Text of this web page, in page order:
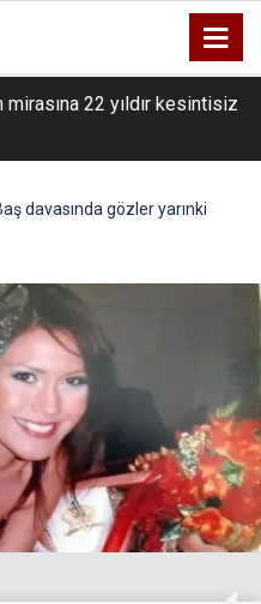
mirasına 22 yıldır kesintisiz
davasında gözler yarınki